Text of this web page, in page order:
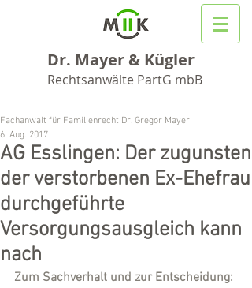
Dr. Mayer & Kügler
Rechtsanwälte PartG mbB
AG Esslingen: Der zugunsten
der verstorbenen Ex-Ehefrau
durchgeführte
Versorgungsausgleich kann
nach
Fachanwalt für Familienrecht Dr. Gregor Mayer
6. Aug. 2017
Zum Sachverhalt und zur Entscheidung: